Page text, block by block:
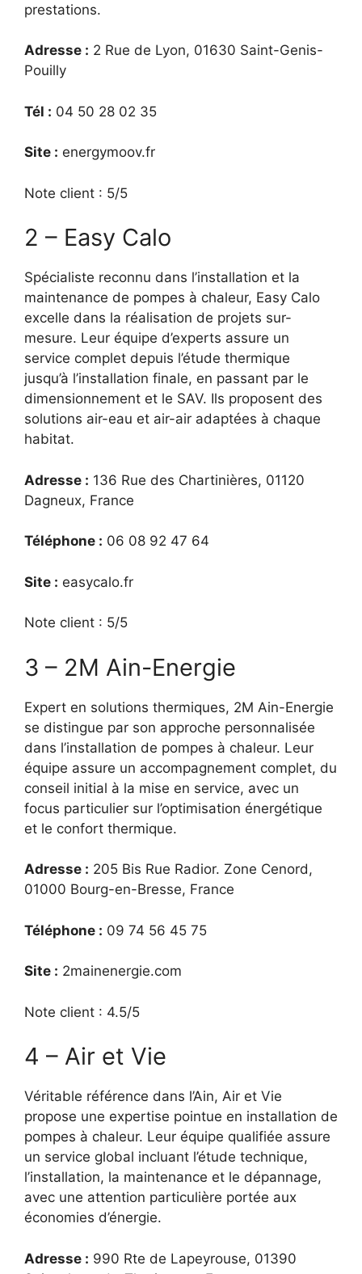
prestations.
Adresse : 2 Rue de Lyon, 01630 Saint-Genis-
Pouilly
Tél : 04 50 28 02 35
Site : energymoov.fr
Note client : 5/5
2 – Easy Calo
Spécialiste reconnu dans l’installation et la
maintenance de pompes à chaleur, Easy Calo
excelle dans la réalisation de projets sur-
mesure. Leur équipe d’experts assure un
service complet depuis l’étude thermique
jusqu’à l’installation finale, en passant par le
dimensionnement et le SAV. Ils proposent des
solutions air-eau et air-air adaptées à chaque
habitat.
Adresse : 136 Rue des Chartinières, 01120
Dagneux, France
Téléphone : 06 08 92 47 64
Site : easycalo.fr
Note client : 5/5
3 – 2M Ain-Energie
Expert en solutions thermiques, 2M Ain-Energie
se distingue par son approche personnalisée
dans l’installation de pompes à chaleur. Leur
équipe assure un accompagnement complet, du
conseil initial à la mise en service, avec un
focus particulier sur l’optimisation énergétique
et le confort thermique.
Adresse : 205 Bis Rue Radior. Zone Cenord,
01000 Bourg-en-Bresse, France
Téléphone : 09 74 56 45 75
Site : 2mainenergie.com
Note client : 4.5/5
4 – Air et Vie
Véritable référence dans l’Ain, Air et Vie
propose une expertise pointue en installation de
pompes à chaleur. Leur équipe qualifiée assure
un service global incluant l’étude technique,
l’installation, la maintenance et le dépannage,
avec une attention particulière portée aux
économies d’énergie.
Adresse : 990 Rte de Lapeyrouse, 01390